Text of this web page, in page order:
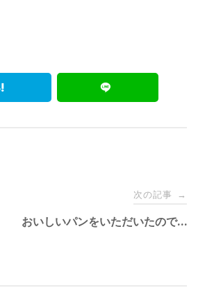
次の記事 →
おいしいパンをいただいたので…